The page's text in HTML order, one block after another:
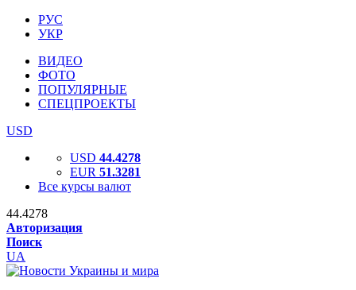
РУС
УКР
ВИДЕО
ФОТО
ПОПУЛЯРНЫЕ
СПЕЦПРОЕКТЫ
USD
USD 44.4278
EUR 51.3281
Все курсы валют
44.4278
Авторизация
Поиск
UA